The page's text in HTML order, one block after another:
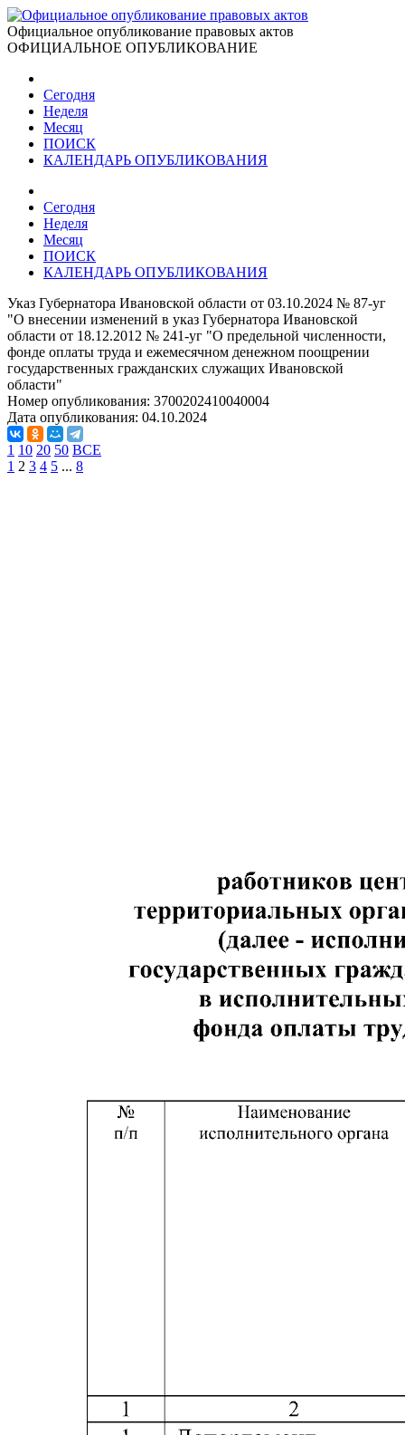
Официальное опубликование правовых актов
ОФИЦИАЛЬНОЕ ОПУБЛИКОВАНИЕ
Сегодня
Неделя
Месяц
ПОИСК
КАЛЕНДАРЬ ОПУБЛИКОВАНИЯ
Сегодня
Неделя
Месяц
ПОИСК
КАЛЕНДАРЬ ОПУБЛИКОВАНИЯ
Указ Губернатора Ивановской области от 03.10.2024 № 87-уг
"О внесении изменений в указ Губернатора Ивановской
области от 18.12.2012 № 241-уг "О предельной численности,
фонде оплаты труда и ежемесячном денежном поощрении
государственных гражданских служащих Ивановской
области"
Номер опубликования: 3700202410040004
Дата опубликования: 04.10.2024
1 10 20 50 ВСЕ
1 2 3 4 5 ... 8